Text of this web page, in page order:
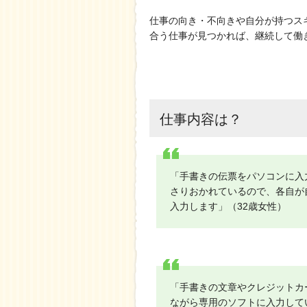
仕事の向き・不向きや自分が持つ
合う仕事が見つかれば、継続して働
仕事内容は？
「手書きの伝票をパソコンに
さりおかれているので、各自
入力します」（32歳女性）
「手書きの文章やクレジット
ながら専用のソフトに入力し